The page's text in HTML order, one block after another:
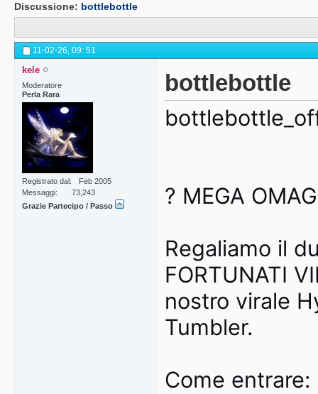
Discussione: bottlebottle
11-02-26, 09: 51
kele
Moderatore
Perla Rara
Registrato dal
Feb 2005
Messaggi
73,243
Grazie Partecipo / Passo
bottlebottle
? MEGA
Regaliamo il
FORTUNATI
nostro virale
Tumbler.
Come entrare: